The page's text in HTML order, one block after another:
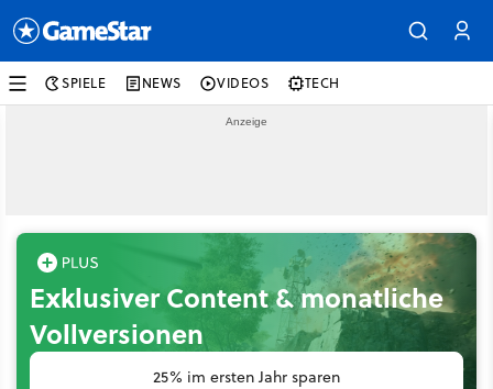
SPIELE NEWS VIDEOS TECH
Exklusiver Content & monatliche
Vollversionen
25% im ersten Jahr sparen